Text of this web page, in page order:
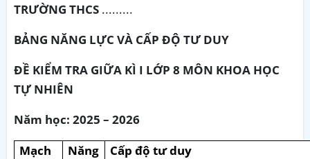
TRƯỜNG THCS .........
BẢNG NĂNG LỰC VÀ CẤP ĐỘ TƯ DUY
ĐỀ KIỂM TRA GIỮA KÌ I LỚP 8 MÔN KHOA HỌC
TỰ NHIÊN
Năm học: 2025 – 2026
Mạch
Năng
Cấp độ tư duy